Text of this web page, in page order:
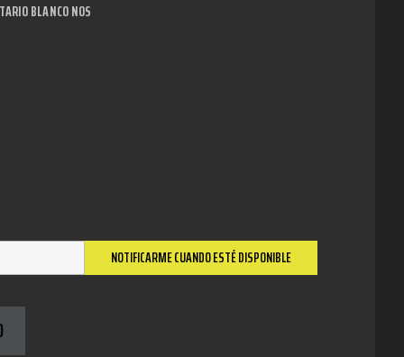
BLANCO NOS
NOTIFICARME CUANDO ESTÉ DISPONIBLE